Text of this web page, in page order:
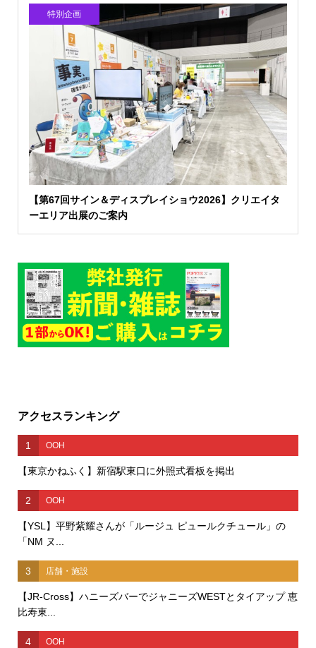
特別企画
【第67回サイン＆ディスプレイショウ2026】クリエイタ
ーエリア出展のご案内
アクセスランキング
1 OOH
【東京かねふく】新宿駅東口に外照式看板を掲出
2 OOH
【YSL】平野紫耀さんが「ルージュ ピュールクチュール」の
「NM ヌ...
3 店舗・施設
【JR-Cross】ハニーズバーでジャニーズWESTとタイアップ 恵
比寿東...
4 OOH